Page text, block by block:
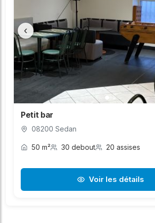
‹
Petit bar
08200 Sedan
50 m² 30 debout 20 assises
Voir les détails